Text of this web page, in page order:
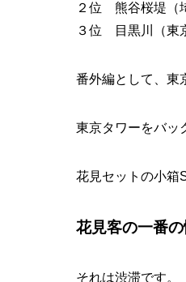
２位 熊谷桜堤（
３位 目黒川（東
番外編として、東
東京タワーをバッ
花見セットの小箱
花見客の一番の
それは渋滞です。